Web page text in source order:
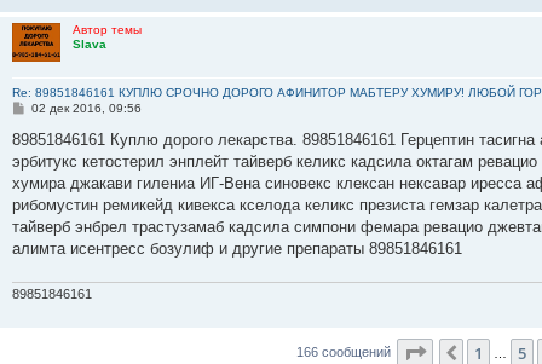
Автор темы
Slava
Re: 89851846161 КУПЛЮ СРОЧНО ДОРОГО АФИНИТОР МАБТЕРУ ХУМИРУ! ЛЮБОЙ
С
о
щ
е
и
е
02 дек 2016, 09:56
89851846161 Куплю дорого лекарства. 89851846161 Герцептин
эрбитукс кетостерил энплейт тайверб келикс кадсила октагам
хумира джакави гилениа ИГ-Вена синовекс клексан нексавар иресса
рибомустин ремикейд кивекса кселода келикс презиста гемзар
тайверб энбрел трастузамаб кадсила симпони фемара ревацио
алимта исентресс бозулиф и другие препараты 89851846161
89851846161
166 сообщений Страница
Пред.
1 5